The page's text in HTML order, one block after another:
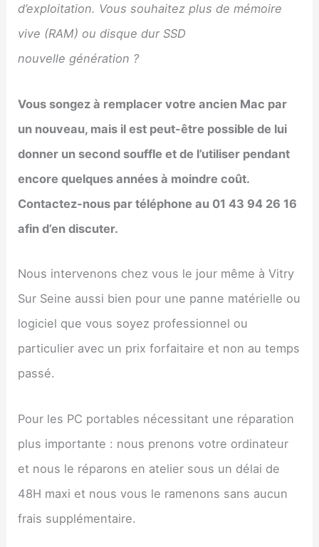
d’exploitation. Vous souhaitez plus de mémoire
vive (RAM) ou disque dur SSD
nouvelle génération ?
Vous songez à remplacer votre ancien Mac par
un nouveau, mais il est peut-être possible de lui
donner un second souffle et de l’utiliser pendant
encore quelques années à moindre coût.
Contactez-nous par téléphone au 01 43 94 26 16
afin d’en discuter.
Nous intervenons chez vous le jour même à Vitry
Sur Seine aussi bien pour une panne matérielle ou
logiciel que vous soyez professionnel ou
particulier avec un prix forfaitaire et non au temps
passé.
Pour les PC portables nécessitant une réparation
plus importante : nous prenons votre ordinateur
et nous le réparons en atelier sous un délai de
48H maxi et nous vous le ramenons sans aucun
frais supplémentaire.